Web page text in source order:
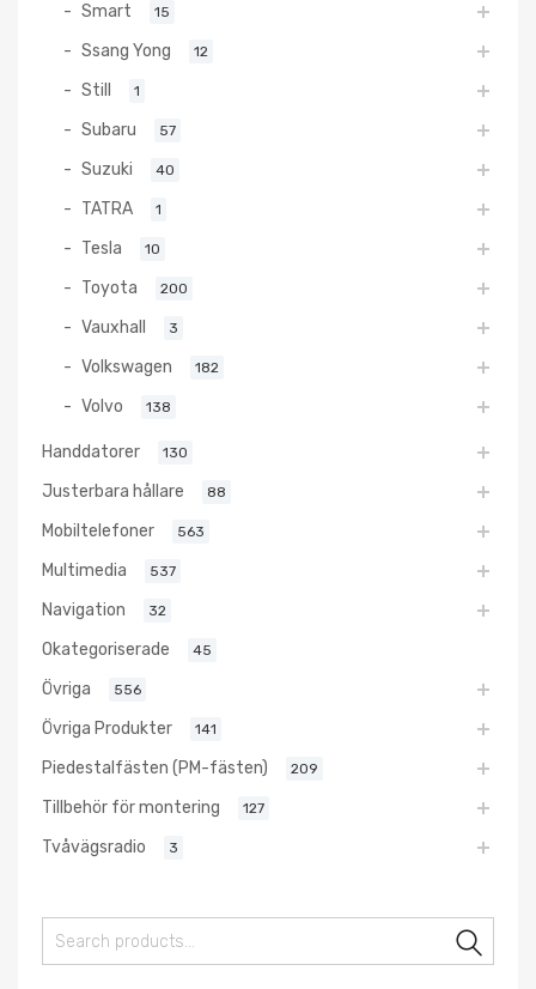
Smart 15
Ssang Yong 12
Still 1
Subaru 57
Suzuki 40
TATRA 1
Tesla 10
Toyota 200
Vauxhall 3
Volkswagen 182
Volvo 138
Handdatorer 130
Justerbara hållare 88
Mobiltelefoner 563
Multimedia 537
Navigation 32
Okategoriserade 45
Övriga 556
Övriga Produkter 141
Piedestalfästen (PM-fästen) 209
Tillbehör för montering 127
Tvåvägsradio 3